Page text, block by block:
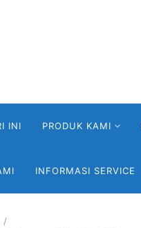
INI PRODUK KAMI
INFORMASI SERVICE